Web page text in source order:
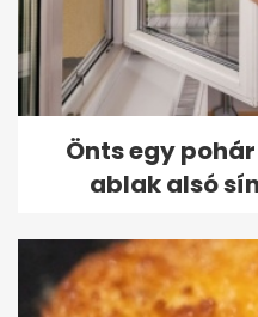
Önts egy
ablak alsó